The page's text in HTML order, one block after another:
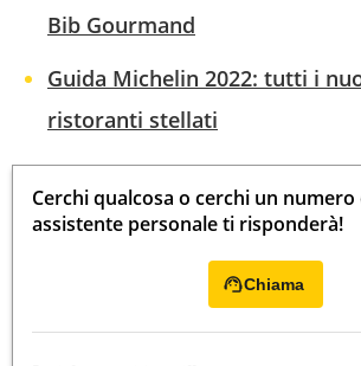
Bib Gourmand
Guida Michelin 2022: tutti i
ristoranti stellati
Cerchi qualcosa o cerchi un
assistente personale ti risponderà!
Chiama